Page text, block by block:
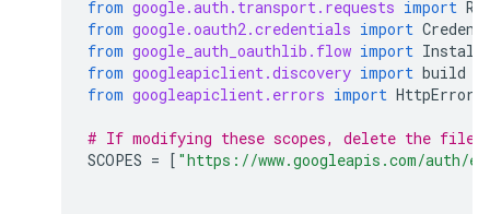
from google.auth.transport.requests import
from google.oauth2.credentials import
from google_auth_oauthlib.flow import
from googleapiclient.discovery import build
from googleapiclient.errors import HttpError
# If modifying these scopes, delete the file
SCOPES = [ "https://www.googleapis.com/auth/